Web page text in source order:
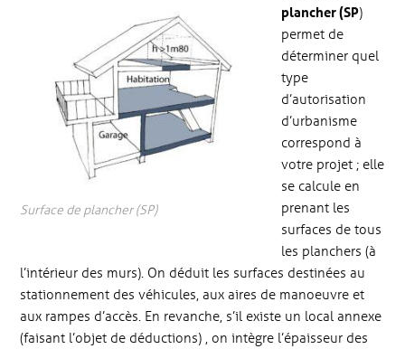
Surface de plancher (SP)
plancher (SP)
permet de
déterminer quel
type
d’autorisation
d’urbanisme
correspond à
votre projet ; elle
se calcule en
prenant les
surfaces de tous
les planchers (à
l’intérieur des murs). On déduit les surfaces destinées au
stationnement des véhicules, aux aires de manoeuvre et
aux rampes d’accès. En revanche, s’il existe un local annexe
(faisant l’objet de déductions) , on intègre l’épaisseur des